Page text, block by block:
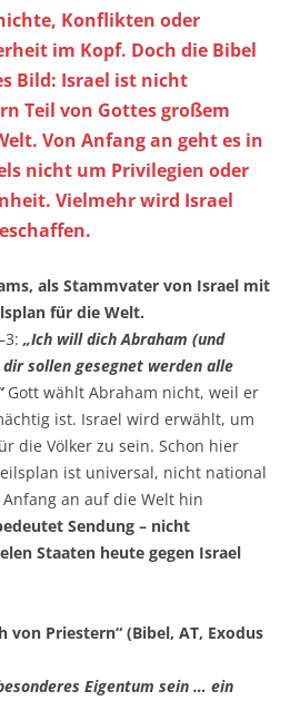
Konflikten oder
im Kopf. Doch die Bibel
Bild: Israel ist nicht
Teil von Gottes großem
Von Anfang an geht es in
nicht um Privilegien oder
Vielmehr wird Israel
als Stammvater von Israel mit
für die Welt.
„Ich will dich Abraham (und
sollen gesegnet werden alle
Gott wählt Abraham nicht, weil er
ist. Israel wird erwählt, um
die Völker zu sein. Schon hier
ist universal, nicht national
an auf die Welt hin
Sendung – nicht
Staaten heute gegen Israel
von Priestern“ (Bibel, AT, Exodus
Eigentum sein … ein